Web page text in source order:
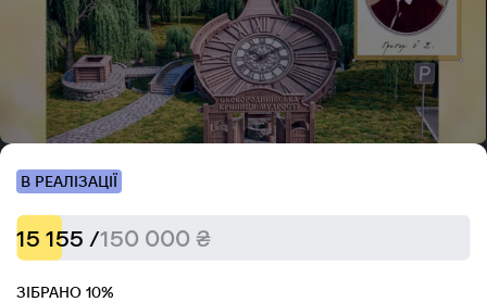
В РЕАЛІЗАЦІЇ
15 155 /150 000 ₴
ЗІБРАНО 10%